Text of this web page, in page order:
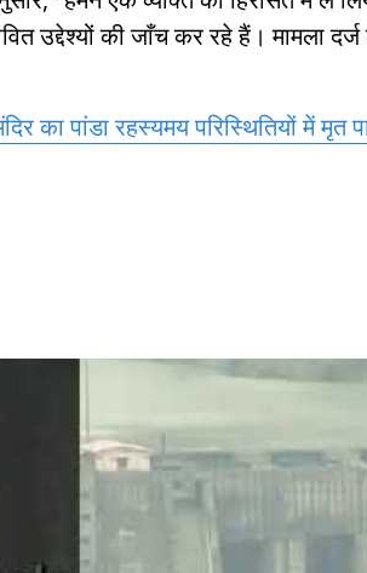
उद्देश्यों की जाँच कर रहे हैं। मामला
का पांडा रहस्यमय परिस्थितियों में मृत